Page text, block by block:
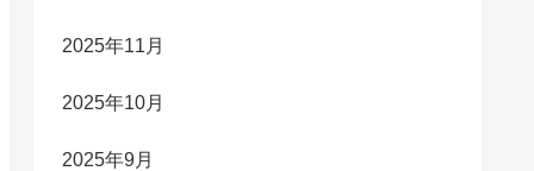
2025年11月
2025年10月
2025年9月